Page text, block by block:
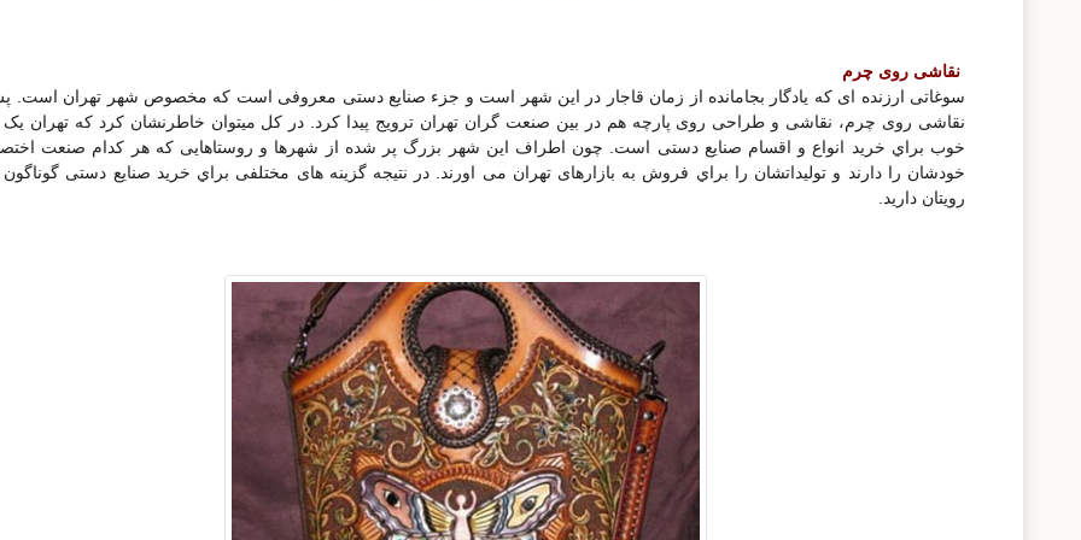
نقاشی روی چرم
سوغاتی ارزنده ای که یادگار بجامانده از زمان قاجار در این شهر است و جزء صنایع دستی معروفی است که مخصوص شهر تهران است.
نقاشی روی چرم، نقاشی و طراحی روی پارچه هم در بین صنعت گران تهران ترویج پیدا کرد. در کل میتوان خاطرنشان کرد که تهران
خوب براي خرید انواع و اقسام صنایع دستی است. چون اطراف این شهر بزرگ پر شده از شهرها و روستاهایی که هر کدام صنعت
خودشان را دارند و تولیداتشان را براي فروش به بازارهای تهران می اورند. در نتيجه گزینه های مختلفی براي خرید صنایع دستی
رویتان دارید.